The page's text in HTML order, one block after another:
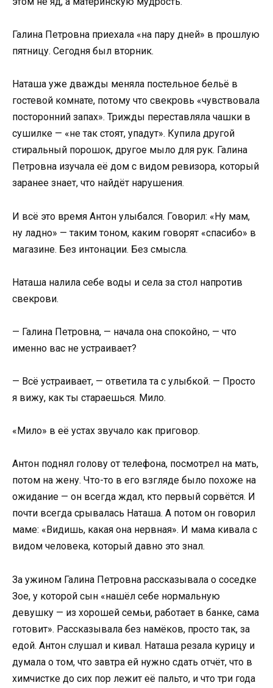
Галина Петровна приехала «на пару дней» в прошлую
пятницу. Сегодня был вторник.
Наташа уже дважды меняла постельное бельё в
гостевой комнате, потому что свекровь «чувствовала
посторонний запах». Трижды переставляла чашки в
сушилке — «не так стоят, упадут». Купила другой
стиральный порошок, другое мыло для рук. Галина
Петровна изучала её дом с видом ревизора, который
заранее знает, что найдёт нарушения.
И всё это время Антон улыбался. Говорил: «Ну мам,
ну ладно» — таким тоном, каким говорят «спасибо» в
магазине. Без интонации. Без смысла.
Наташа налила себе воды и села за стол напротив
свекрови.
— Галина Петровна, — начала она спокойно, — что
именно вас не устраивает?
— Всё устраивает, — ответила та с улыбкой. — Просто
я вижу, как ты стараешься. Мило.
«Мило» в её устах звучало как приговор.
Антон поднял голову от телефона, посмотрел на мать,
потом на жену. Что-то в его взгляде было похоже на
ожидание — он всегда ждал, кто первый сорвётся. И
почти всегда срывалась Наташа. А потом он говорил
маме: «Видишь, какая она нервная». И мама кивала с
видом человека, который давно это знал.
За ужином Галина Петровна рассказывала о соседке
Зое, у которой сын «нашёл себе нормальную
девушку — из хорошей семьи, работает в банке, сама
готовит». Рассказывала без намёков, просто так, за
едой. Антон слушал и кивал. Наташа резала курицу и
думала о том, что завтра ей нужно сдать отчёт, что в
химчистке до сих пор лежит её пальто, и что три года